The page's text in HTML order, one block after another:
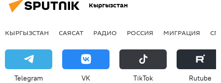
Кыргызстан
КЫРГЫЗСТАН САЯСАТ РАДИО РОССИЯ МИГРАЦИЯ
Telegram VK ТikТоk Rutube